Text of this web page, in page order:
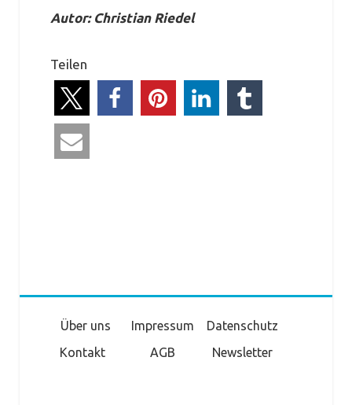
Autor: Christian Riedel
Teilen
Über uns Impressum
Datenschutz
Kontakt
AGB Newsletter